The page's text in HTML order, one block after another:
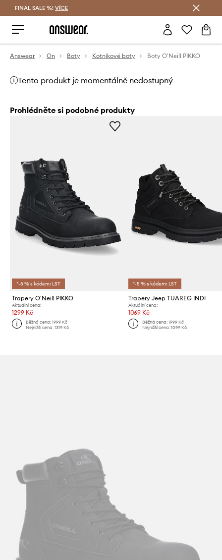
FINAL SALE %! VÍCE
Answear On Boty Kotníkové boty Boty O'Neill PIKKO
Tento produkt je momentálně nedostupný
Prohlédněte si podobné produkty
*-5 % s kódem: LST
Trapery O'Neill PIKKO
Aktuální cena:
1299 Kč
Běžná cena:1999 Kč
Nejnižší cena:1319 Kč
*-5 % s kódem: LST
Trapery Jeep TUAREG INDI
Aktuální cena:
1069 Kč
Běžná cena: 1999 Kč
Nejnižší cena: 1099 Kč